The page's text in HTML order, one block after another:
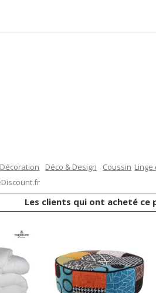
Décoration Déco & Design Coussin Linge
Les clients qui ont acheté